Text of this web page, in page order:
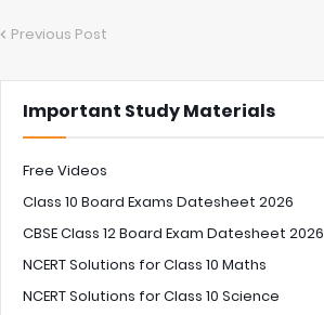
Previous Post
Important Study Materials
Free Videos
Class 10 Board Exams Datesheet 2026
CBSE Class 12 Board Exam Datesheet 2026
NCERT Solutions for Class 10 Maths
NCERT Solutions for Class 10 Science